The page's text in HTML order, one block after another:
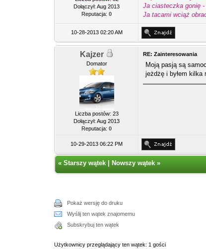
Dołączył: Aug 2013
Reputacja:0
Ja ciasteczka gonię
Ja tacami wciąż
10-28-2013 02:20 AM
Kajzer
Domator
Liczba postów: 23
Dołączył: Aug 2013
Reputacja:0
RE: Zainteresowania
Moją pasją są
jeżdżę i byłem kilka
10-29-2013 06:22 PM
«Starszy wątek |Nowszy wątek »
Pokaż wersję do druku
Wyślij ten wątek znajomemu
Subskrybuj ten wątek
Użytkownicy przeglądający ten wątek: 1 gości